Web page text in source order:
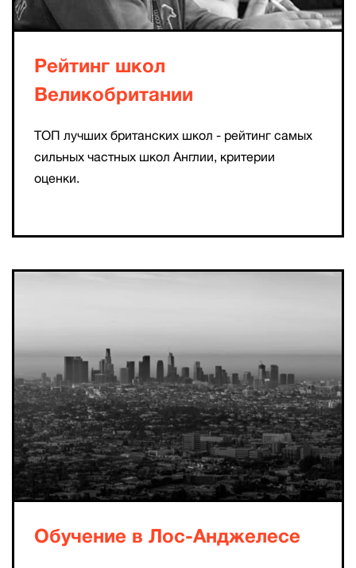
Рейтинг школ
Великобритании
ТОП лучших британских школ - рейтинг самых
сильных частных школ Англии, критерии
оценки.
Обучение в Лос-Анджелесе